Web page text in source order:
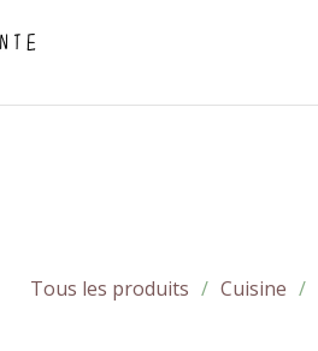
Tous les produits Cuisine